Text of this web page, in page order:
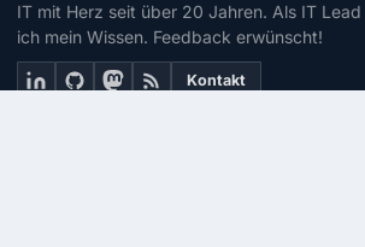
IT mit Herz seit über 20 Jahren. Als IT
ich mein Wissen. Feedback erwünscht!
Kontakt